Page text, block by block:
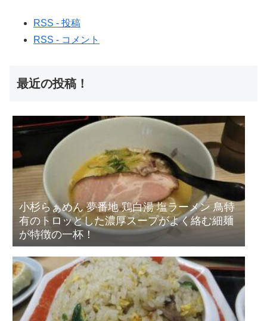
RSS - 投稿
RSS - コメント
最近の投稿！
小杉らぁめん 夢番地 鶏白湯 塩ラーメン 鳥特
有のトロッとした濃厚スープがよく絡む細麺
が特徴の一杯！